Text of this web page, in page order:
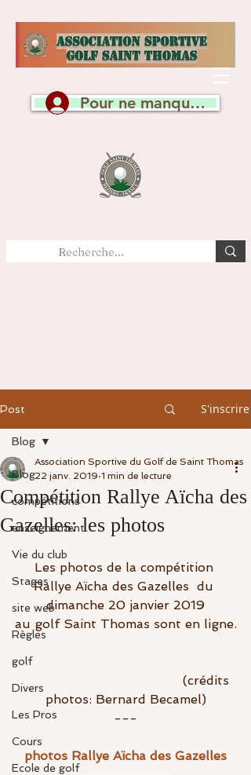
Pour ne manquer
Post S'inscrire
Blog
compétitions
enseignement
Vie du club
Stages
site web
Règles
golf
Divers
Les Pros
Cours
Ecole de golf
Blog
Compétition Rallye Aïcha des
Gazelles: les photos
Association Sportive du Golf de Saint Thomas
22 janv. 2019 1 min de lecture
Les photos de la compétition
Rallye Aïcha des Gazelles  du
dimanche 20 janvier 2019
au golf Saint Thomas sont en ligne.
                                          (crédits
photos: Bernard Becamel)
---
photos Rallye Aïcha des Gazelles